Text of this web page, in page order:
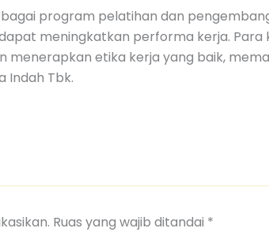
program pelatihan dan
meningkatkan performa kerja.
etika kerja yang baik,
Indah Tbk.
Ruas yang wajib ditandai *